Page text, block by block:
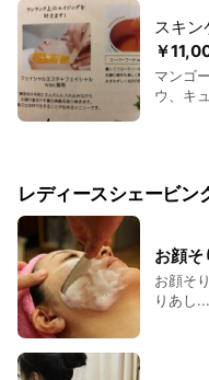
格 ¥5,500 眉毛などの パーツだ
はお問
￥
スキ
マンゴ
ウ、キ
レディースシェービン
お顔そ
お顔そ
りあし...2,200円 背